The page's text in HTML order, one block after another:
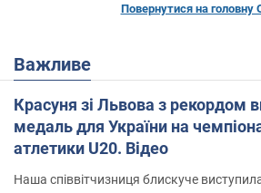
Повернутися на головну
Важливе
Красуня зі Львова з рекордом
медаль для України на
атлетики U20. Відео
Наша співвітчизниця блискуче